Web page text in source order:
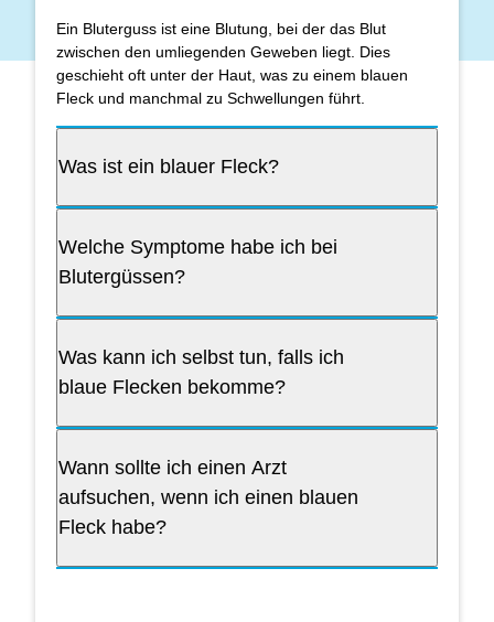
Ein Bluterguss ist eine Blutung, bei der das Blut
zwischen den umliegenden Geweben liegt. Dies
geschieht oft unter der Haut, was zu einem blauen
Fleck und manchmal zu Schwellungen führt.
Was ist ein blauer Fleck?
Welche Symptome habe ich bei
Blutergüssen?
Was kann ich selbst tun, falls ich
blaue Flecken bekomme?
Wann sollte ich einen Arzt
aufsuchen, wenn ich einen blauen
Fleck habe?